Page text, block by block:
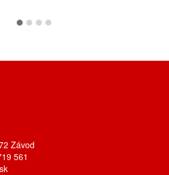
Závod
561